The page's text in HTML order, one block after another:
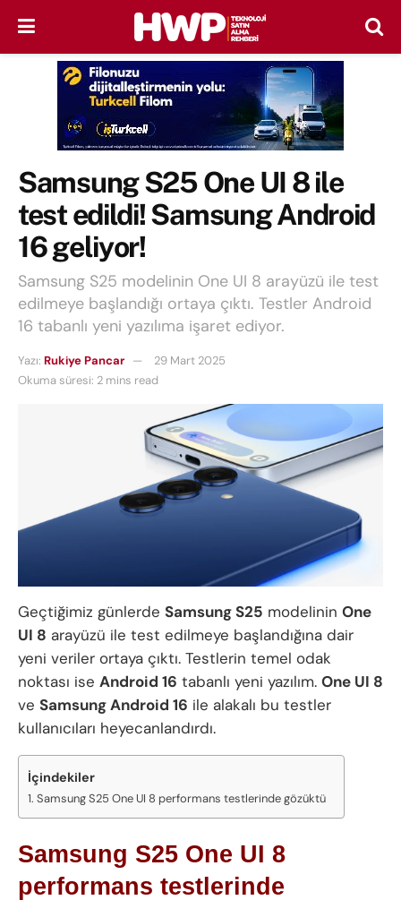
Samsung S25 One UI 8 ile
test edildi! Samsung Android
16 geliyor!
Samsung S25 modelinin One UI 8 arayüzü ile test
edilmeye başlandığı ortaya çıktı. Testler Android
16 tabanlı yeni yazılıma işaret ediyor.
Yazı: Rukiye Pancar
29 Mart 2025
Okuma süresi: 2 mins read
Geçtiğimiz günlerde Samsung S25 modelinin One
UI 8 arayüzü ile test edilmeye başlandığına dair
yeni veriler ortaya çıktı. Testlerin temel odak
noktası ise Android 16 tabanlı yeni yazılım. One UI 8
ve Samsung Android 16 ile alakalı bu testler
kullanıcıları heyecanlandırdı.
İçindekiler
Samsung S25 One UI 8 performans testlerinde gözüktü
Samsung S25 One UI 8
performans testlerinde